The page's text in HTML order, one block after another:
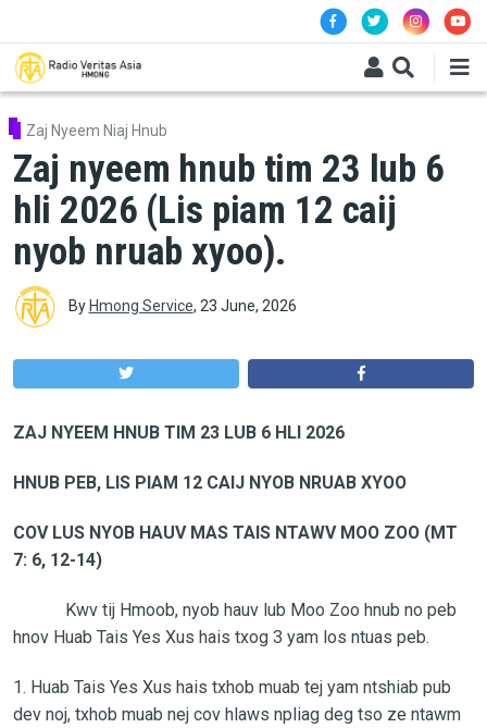
Zaj Nyeem Niaj Hnub
Zaj nyeem hnub tim 23 lub 6
hli 2026 (Lis piam 12 caij
nyob nruab xyoo).
By Hmong Service, 23 June, 2026
ZAJ NYEEM HNUB TIM 23 LUB 6 HLI 2026
HNUB PEB, LIS PIAM 12 CAIJ NYOB NRUAB XYOO
COV LUS NYOB HAUV MAS TAIS NTAWV MOO ZOO (MT
7: 6, 12-14)
Kwv tij Hmoob, nyob hauv lub Moo Zoo hnub no peb
hnov Huab Tais Yes Xus hais txog 3 yam los ntuas peb.
1. Huab Tais Yes Xus hais txhob muab tej yam ntshiab pub
dev noj, txhob muab nej cov hlaws npliag deg tso ze ntawm